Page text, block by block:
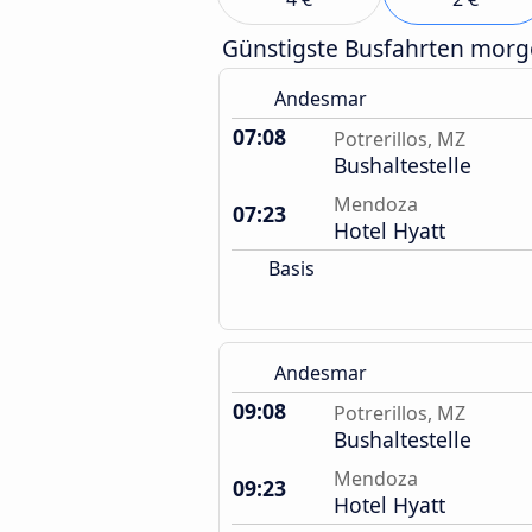
Günstigste Busfahrten
Andesmar
07:08 Potrerillos, MZ
Bushaltestelle
07:23
Mendoza
Hotel Hyatt
Basis
Andesmar
09:08 Potrerillos, MZ
Bushaltestelle
09:23
Mendoza
Hotel Hyatt